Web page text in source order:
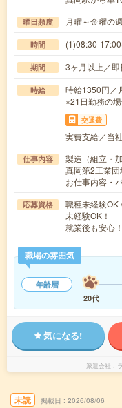
曜日頻度 月曜～金曜の
時間 (1)08:30-
期間 3ヶ月以上／即
時給
時給1350円／
×21日勤務の
交通費
実費支給／当
仕事内容
製造（組立・加
真岡第2工業
お仕事内容・
応募資格
職種未経験OK
未経験OK！
就業後も安心
職場の雰囲気
年齢層
20代
気になる!
派遣会社
未読 掲載日 2026/08/06